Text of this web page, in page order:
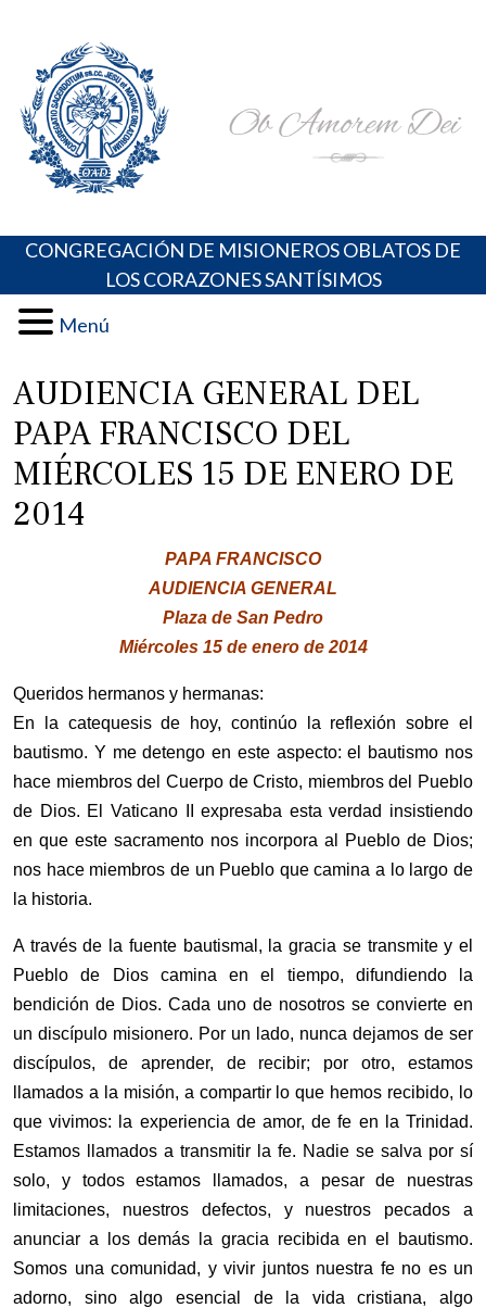
content
Portal de los Padres Oblatos. Advocaciones Marianas,
Oraciones, Música religiosa y más
CONGREGACIÓN DE MISIONEROS OBLATOS DE
LOS CORAZONES SANTÍSIMOS
Menú
AUDIENCIA GENERAL DEL
PAPA FRANCISCO DEL
MIÉRCOLES 15 DE ENERO DE
2014
PAPA FRANCISCO
AUDIENCIA GENERAL
Plaza de San Pedro
Miércoles 15 de enero de 2014
Queridos hermanos y hermanas:
En la catequesis de hoy, continúo la reflexión sobre el
bautismo. Y me detengo en este aspecto: el bautismo nos
hace miembros del Cuerpo de Cristo, miembros del Pueblo
de Dios. El Vaticano II expresaba esta verdad insistiendo
en que este sacramento nos incorpora al Pueblo de Dios;
nos hace miembros de un Pueblo que camina a lo largo de
la historia.
A través de la fuente bautismal, la gracia se transmite y el
Pueblo de Dios camina en el tiempo, difundiendo la
bendición de Dios. Cada uno de nosotros se convierte en
un discípulo misionero. Por un lado, nunca dejamos de ser
discípulos, de aprender, de recibir; por otro, estamos
llamados a la misión, a compartir lo que hemos recibido, lo
que vivimos: la experiencia de amor, de fe en la Trinidad.
Estamos llamados a transmitir la fe. Nadie se salva por sí
solo, y todos estamos llamados, a pesar de nuestras
limitaciones, nuestros defectos, y nuestros pecados a
anunciar a los demás la gracia recibida en el bautismo.
Somos una comunidad, y vivir juntos nuestra fe no es un
adorno, sino algo esencial de la vida cristiana, algo